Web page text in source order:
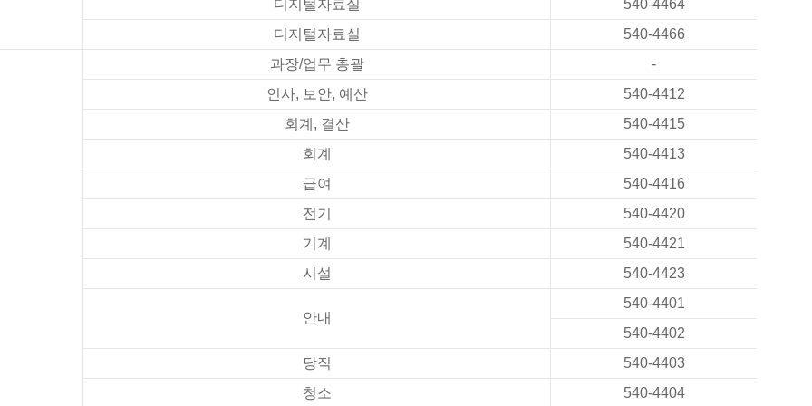
디지털자료실
540-4464
디지털자료실
540-4466
과장/업무 총괄
-
인사, 보안, 예산
540-4412
회계, 결산
540-4415
회계
540-4413
급여
540-4416
전기
540-4420
기계
540-4421
시설
540-4423
안내
540-4401
540-4402
당직
540-4403
청소
540-4404